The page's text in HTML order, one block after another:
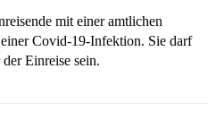
mit einer amtlichen
Covid-19-Infektion. Sie darf
Einreise sein.